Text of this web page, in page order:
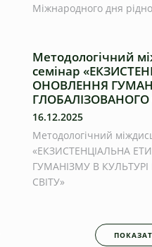
Міжнародного дня
Методологічний
семінар
ОНОВЛЕННЯ
ГЛОБАЛІЗОВАНОГО
16.12.2025
Методологічний
«ЕКЗИСТЕНЦІАЛЬНА
ГУМАНІЗМУ В
СВІТУ»